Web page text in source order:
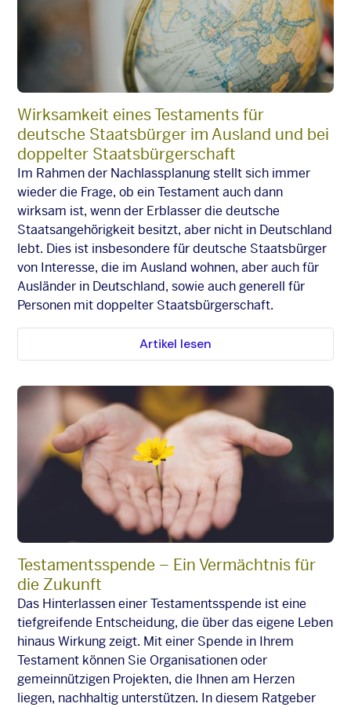
Wirksamkeit eines Testaments für
deutsche Staatsbürger im Ausland und bei
doppelter Staatsbürgerschaft
Im Rahmen der Nachlassplanung stellt sich immer
wieder die Frage, ob ein Testament auch dann
wirksam ist, wenn der Erblasser die deutsche
Staatsangehörigkeit besitzt, aber nicht in Deutschland
lebt. Dies ist insbesondere für deutsche Staatsbürger
von Interesse, die im Ausland wohnen, aber auch für
Ausländer in Deutschland, sowie auch generell für
Personen mit doppelter Staatsbürgerschaft.
Artikel lesen
Testamentsspende – Ein Vermächtnis für
die Zukunft
Das Hinterlassen einer Testamentsspende ist eine
tiefgreifende Entscheidung, die über das eigene Leben
hinaus Wirkung zeigt. Mit einer Spende in Ihrem
Testament können Sie Organisationen oder
gemeinnützigen Projekten, die Ihnen am Herzen
liegen, nachhaltig unterstützen. In diesem Ratgeber